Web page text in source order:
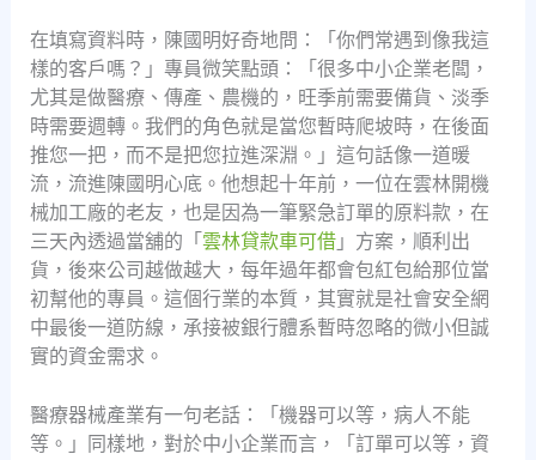
在填寫資料時，陳國明好奇地問：「你們常遇到像我這
樣的客戶嗎？」專員微笑點頭：「很多中小企業老闆，
尤其是做醫療、傳產、農機的，旺季前需要備貨、淡季
時需要週轉。我們的角色就是當您暫時爬坡時，在後面
推您一把，而不是把您拉進深淵。」這句話像一道暖
流，流進陳國明心底。他想起十年前，一位在雲林開機
械加工廠的老友，也是因為一筆緊急訂單的原料款，在
三天內透過當舖的「雲林貸款車可借」方案，順利出
貨，後來公司越做越大，每年過年都會包紅包給那位當
初幫他的專員。這個行業的本質，其實就是社會安全網
中最後一道防線，承接被銀行體系暫時忽略的微小但誠
實的資金需求。
醫療器械產業有一句老話：「機器可以等，病人不能
等。」同樣地，對於中小企業而言，「訂單可以等，資